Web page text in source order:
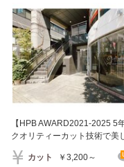
【HPB AWARD2021-2025 5
クオリティーカット技術で美
カット ￥3,200～